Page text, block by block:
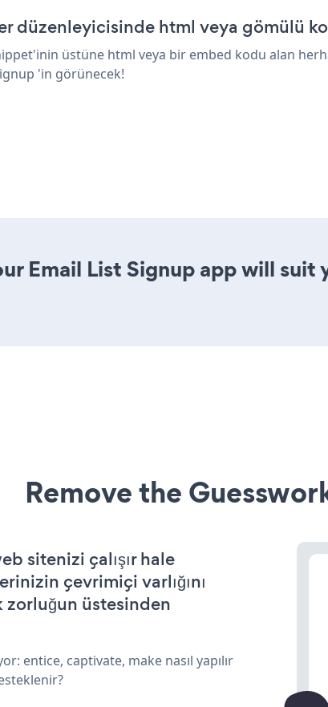
düzenleyicisinde html veya gömülü
üstüne html veya bir embed kodu alan
'in görünecek!
Email List Signup app will suit
Remove the
sitenizi çalışır hale
çevrimiçi varlığını
üstesinden
entice, captivate, make nasıl yapılır